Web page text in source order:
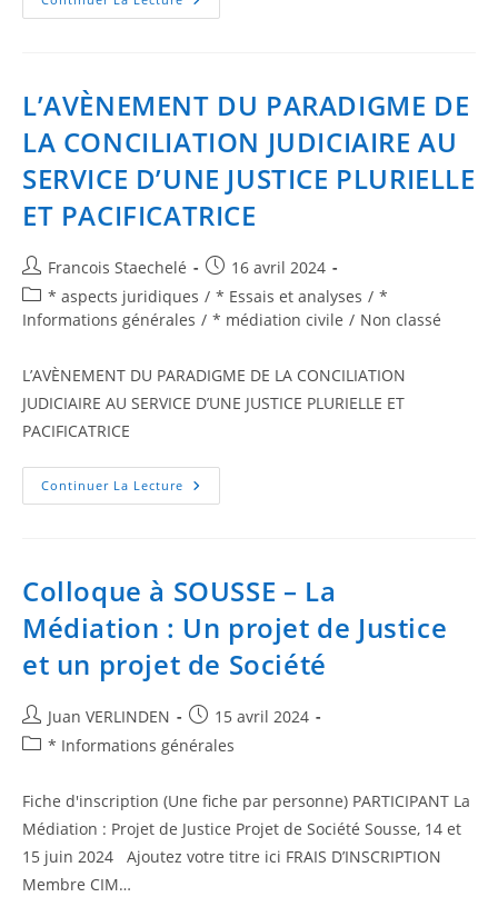
L’AVÈNEMENT DU PARADIGME DE
LA CONCILIATION JUDICIAIRE AU
SERVICE D’UNE JUSTICE PLURIELLE
ET PACIFICATRICE
Francois Staechelé
16 avril 2024
* aspects juridiques / * Essais et analyses / *
Informations générales / * médiation civile / Non classé
L’AVÈNEMENT DU PARADIGME DE LA CONCILIATION
JUDICIAIRE AU SERVICE D’UNE JUSTICE PLURIELLE ET
PACIFICATRICE
Continuer La Lecture
Colloque à SOUSSE – La
Médiation : Un projet de Justice
et un projet de Société
Juan VERLINDEN
15 avril 2024
* Informations générales
Fiche d'inscription (Une fiche par personne) PARTICIPANT La
Médiation : Projet de Justice Projet de Société Sousse, 14 et
15 juin 2024 Ajoutez votre titre ici FRAIS D’INSCRIPTION
Membre CIM…